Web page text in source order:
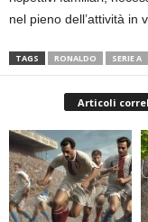
nel pieno dell’attività in
TAGS RONALDO SERIE A
Articoli